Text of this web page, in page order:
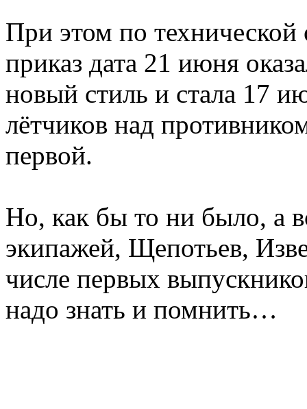
При этом по
приказ дата 21 июня
новый стиль и стала 17
лётчиков над
первой.
Но, как бы то ни было, а
экипажей, Щепотьев,
числе первых
надо знать и помнить…